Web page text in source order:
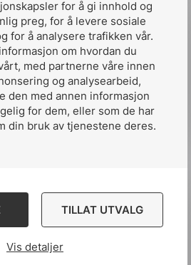
for å gi innhold og
preg, for å levere sosiale
for å analysere trafikken vår.
om hvordan du
med partnerne våre innen
og analysearbeid,
den med annen informasjon
for dem, eller som de har
din bruk av tjenestene deres.
TILLAT UTVALG
Vis detaljer
gir nyttig, ekstra,
vi ønsker at flest mulig
digitale løsning lar vi
den digitale versjonen
desember, avslutter
til digital NEK 400